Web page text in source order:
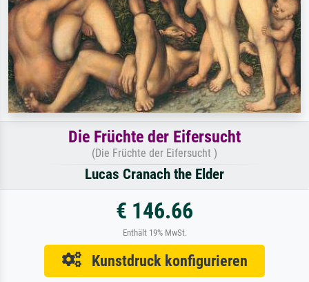
Die Früchte der Eifersucht
(Die Früchte der Eifersucht )
Lucas Cranach the Elder
€ 146.66
Enthält 19% MwSt.
Kunstdruck konfigurieren